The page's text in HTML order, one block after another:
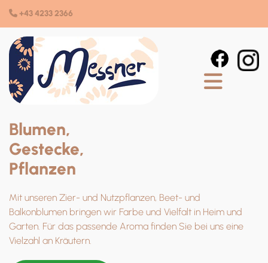
 +43 4233 2366
Blumen,
Gestecke,
Pflanzen
Mit unseren Zier- und Nutzpflanzen, Beet- und
Balkonblumen bringen wir Farbe und Vielfalt in Heim und
Garten. Für das passende Aroma finden Sie bei uns eine
Vielzahl an Kräutern.